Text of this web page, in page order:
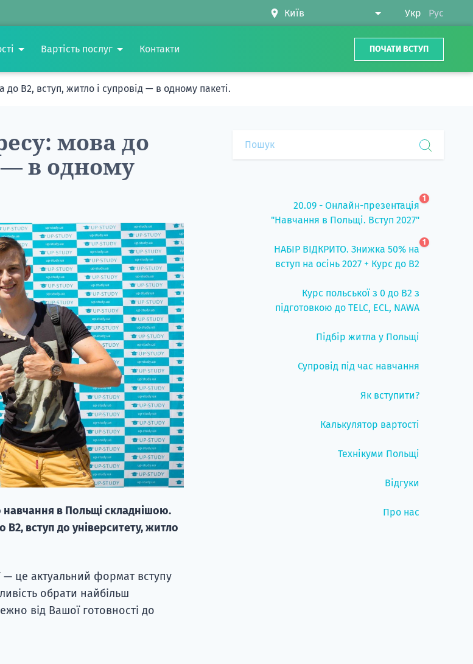
Укр Рус
Вартість послуг Контакти ПОЧАТИ ВСТУП
B2, вступ, житло і супровід — в одному пакеті.
мова до
— в одному
навчання в Польщі складнішою.
вступ до університету, житло
— це актуальний формат вступу
обрати найбільш
від Вашої готовності до
20.09 - Онлайн-презентація
"Навчання в Польщі. Вступ 2027"
1
НАБІР ВІДКРИТО. Знижка 50% на
вступ на осінь 2027 + Курс до B2
1
Курс польської з 0 до B2 з
підготовкою до TELC, ECL, NAWA
Підбір житла у Польщі
Супровід під час навчання
Як вступити?
Калькулятор вартості
Технікуми Польщі
Відгуки
Про нас